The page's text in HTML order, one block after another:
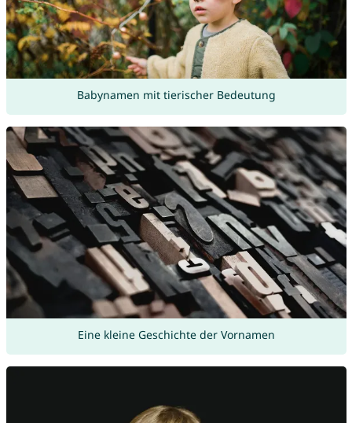
Babynamen mit tierischer Bedeutung
Eine kleine Geschichte der Vornamen